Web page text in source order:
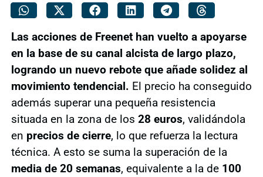
Las acciones de Freenet han vuelto a apoyarse
en la base de su canal alcista de largo plazo,
logrando un nuevo rebote que añade solidez al
movimiento tendencial. El precio ha conseguido
además superar una pequeña resistencia
situada en la zona de los 28 euros, validándola
en precios de cierre, lo que refuerza la lectura
técnica. A esto se suma la superación de la
media de 20 semanas, equivalente a la de 100